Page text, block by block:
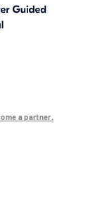
a partner.